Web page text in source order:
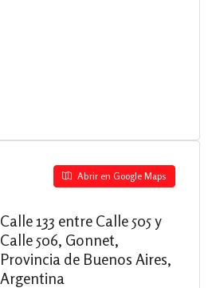
Abrir en Google Maps
Calle 133 entre Calle 505 y
Calle 506, Gonnet,
Provincia de Buenos Aires,
Argentina